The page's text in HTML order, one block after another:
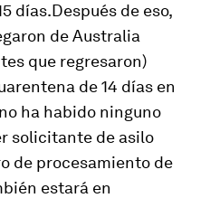
días.Después de eso,
de Australia
que regresaron)
de 14 días en
ha habido ninguno
solicitante de asilo
de procesamiento de
estará en